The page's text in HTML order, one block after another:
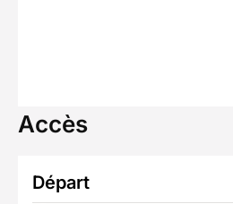
Accès
Départ